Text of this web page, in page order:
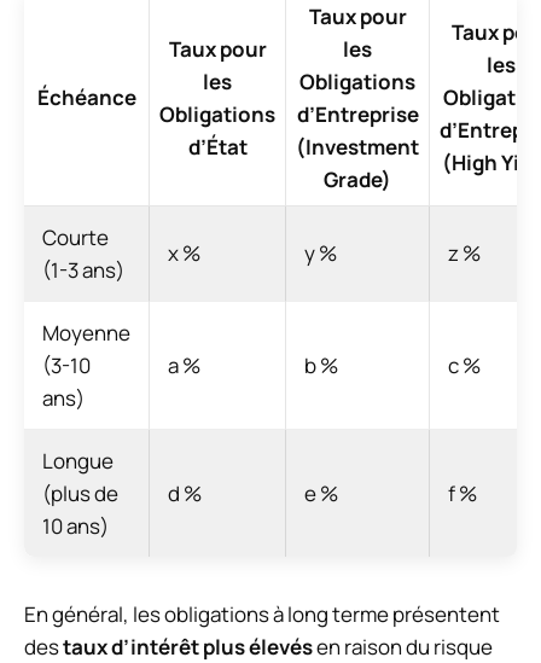
Échéance
Taux pour
les
Obligations
d’État
Taux pour
les
Obligations
d’Entreprise
(Investment
Grade)
Taux
les
(High
Courte
(1-3 ans)
x % y % z %
Moyenne
(3-10
ans)
a % b % c %
Longue
(plus de
10 ans)
d % e % f %
En général, les obligations à long terme présentent
destaux d’intérêt plus élevésen raison du risque